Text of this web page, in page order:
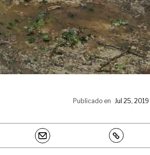
Publicado en Jul 25, 2019